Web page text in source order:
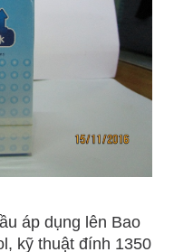
áp dụng lên Bao
kỹ thuật đính 1350